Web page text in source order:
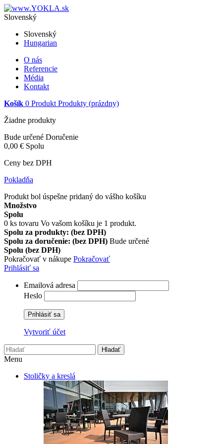
Slovenský
Slovenský
Hungarian
O nás
Referencie
Média
Kontakt
Košík 0 Produkt Produkty (prázdny)
Žiadne produkty
Bude určené Doručenie
0,00 € Spolu
Ceny bez DPH
Pokladňa
Produkt bol úspešne pridaný do vášho košíku
Množstvo
Spolu
0 ks tovaru Vo vašom košíku je 1 produkt.
Spolu za produkty: (bez DPH)
Spolu za doručenie: (bez DPH) Bude určené
Spolu (bez DPH)
Pokračovať v nákupe Pokračovať
Prihlásiť sa
Emailová adresa
Heslo
Prihlásiť sa
Vytvoriť účet
Hladať
Menu
Stoličky a kreslá